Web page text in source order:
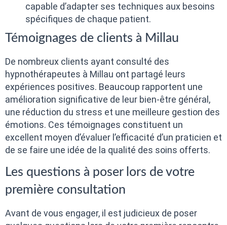
capable d’adapter ses techniques aux besoins
spécifiques de chaque patient.
Témoignages de clients à Millau
De nombreux clients ayant consulté des
hypnothérapeutes à Millau ont partagé leurs
expériences positives. Beaucoup rapportent une
amélioration significative de leur bien-être général,
une réduction du stress et une meilleure gestion des
émotions. Ces témoignages constituent un
excellent moyen d’évaluer l’efficacité d’un praticien et
de se faire une idée de la qualité des soins offerts.
Les questions à poser lors de votre
première consultation
Avant de vous engager, il est judicieux de poser